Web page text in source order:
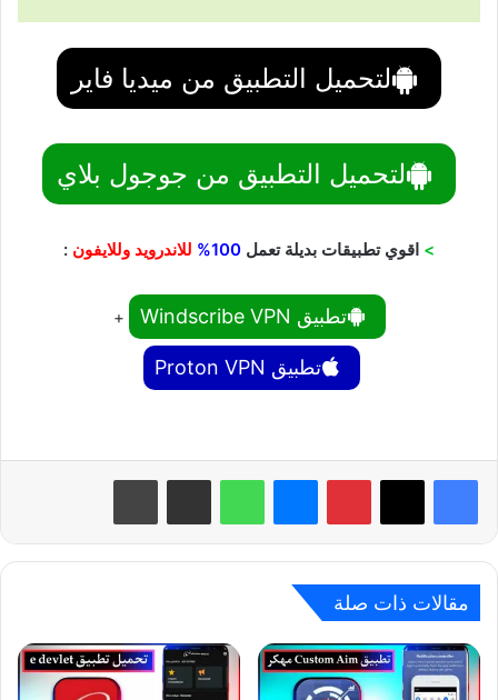
لتحميل التطبيق من ميديا فاير
لتحميل التطبيق من جوجول بلاي
> اقوي تطبيقات بديلة تعمل للاندرويد وللايفون :
تطبيق Windscribe VPN +
تطبيق Proton VPN
بينتيريست واتساب
مقالات ذات صلة